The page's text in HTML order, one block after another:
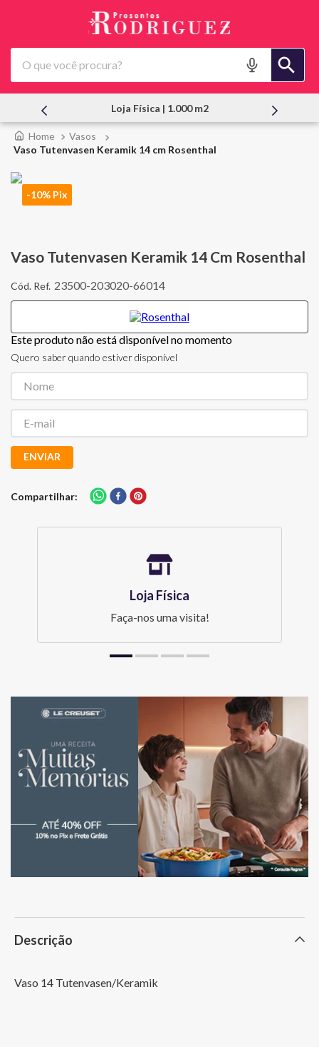
O que você procura?
Loja Física | 1.000 m2
Vasos
Vaso Tutenvasen Keramik 14 cm Rosenthal
-10% Pix
Vaso Tutenvasen Keramik 14 Cm Rosenthal
23500-203020-66014
Este produto não está disponível no momento
Quero saber quando estiver disponível
ENVIAR
Compartilhar
Loja Física
Faça-nos uma visita!
Descrição
Vaso 14 Tutenvasen/Keramik